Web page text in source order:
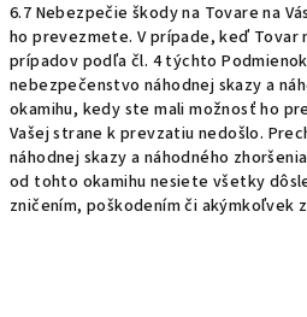
6.7 Nebezpečie škody na Tovare na
ho prevezmete. V prípade, keď
prípadov podľa čl. 4týchto
nebezpečenstvo náhodnej skazy a
okamihu, kedy ste mali možnosť ho
Vašej strane k prevzatiu nedošlo.
náhodnej skazy a náhodného
od tohto okamihu nesiete všetky
zničením, poškodením či akýmkoľvek